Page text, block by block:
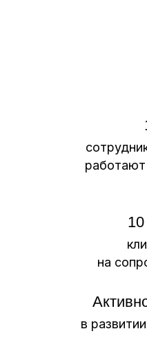
работают
на
в